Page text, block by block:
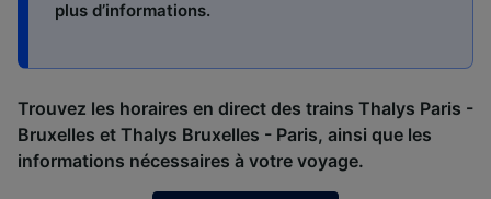
plus d’informations.
Trouvez les horaires en direct des trains Thalys Paris -
Bruxelles et Thalys Bruxelles - Paris, ainsi que les
informations nécessaires à votre voyage.
performance des publicités et du contenu,
services.
Liste de nos partenaires (fournisseurs)